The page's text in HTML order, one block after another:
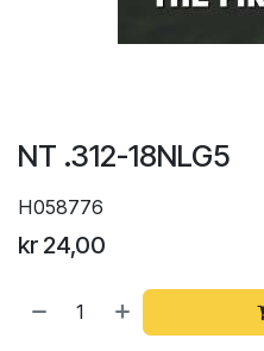
NT .312-18NLG5
H058776
kr 24,00